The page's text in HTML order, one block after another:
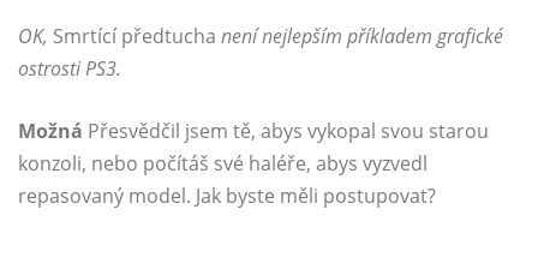
OK, Smrtící předtucha není nejlepším příkladem grafické
ostrosti PS3.
Možná Přesvědčil jsem tě, abys vykopal svou starou
konzoli, nebo počítáš své haléře, abys vyzvedl
repasovaný model. Jak byste měli postupovat?